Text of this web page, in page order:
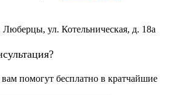
Люберцы, ул. Котельническая, д. 18а
помогут бесплатно в кратчайшие